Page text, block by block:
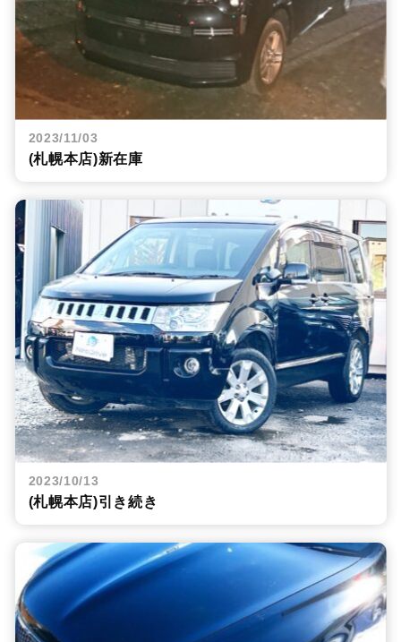
2023/11/03
(札幌本店)新在庫
2023/10/13
(札幌本店)引き続き